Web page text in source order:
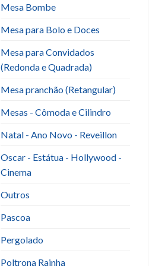
Mesa Bombe
Mesa para Bolo e Doces
Mesa para Convidados
(Redonda e Quadrada)
Mesa pranchão (Retangular)
Mesas - Cômoda e Cilindro
Natal - Ano Novo - Reveillon
Oscar - Estátua - Hollywood -
Cinema
Outros
Pascoa
Pergolado
Poltrona Rainha